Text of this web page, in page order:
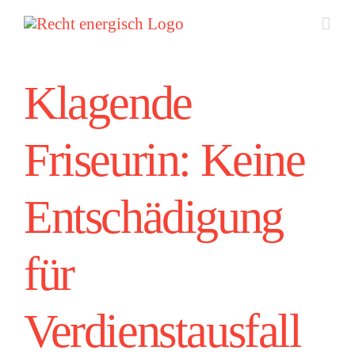
Zum
Inhalt
Klagende
Friseurin: Keine
Entschädigung
für
Verdienstausfall